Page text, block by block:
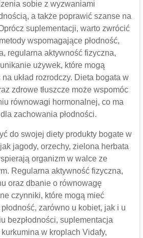
sobie z wyzwaniami
a także poprawić szanse na
suplementacji, warto zwrócić
wspomagające płodność,
regularna aktywność fizyczna,
używek, które mogą
układ rozrodczy. Dieta bogata w
zdrowe tłuszcze może wspomóc
równowagi hormonalnej, co ma
zachowania płodności.
do swojej diety produkty bogate w
jagody, orzechy, zielona herbata
organizm w walce ze
Regularna aktywność fizyczna,
oraz dbanie o równowagę
czynniki, które mogą mieć
zarówno u kobiet, jak i u
bezpłodności, suplementacja
w kroplach Vidafy,